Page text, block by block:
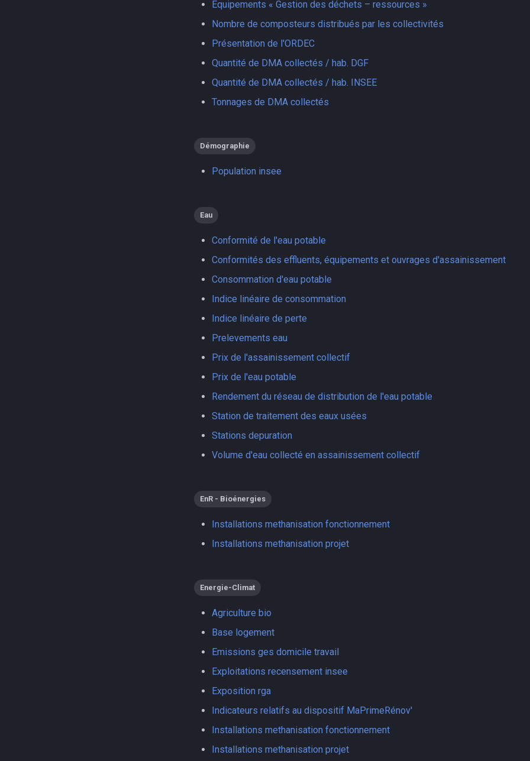
Equipements « Gestion des déchets – ressources »
Nombre de composteurs distribués par les collectivités
Présentation de l'ORDEC
Quantité de DMA collectés / hab. DGF
Quantité de DMA collectés / hab. INSEE
Tonnages de DMA collectés
Démographie
Population insee
Eau
Conformité de l'eau potable
Conformités des effluents, équipements et ouvrages d'assainissement
Consommation d'eau potable
Indice linéaire de consommation
Indice linéaire de perte
Prelevements eau
Prix de l'assainissement collectif
Prix de l'eau potable
Rendement du réseau de distribution de l'eau potable
Station de traitement des eaux usées
Stations depuration
Volume d'eau collecté en assainissement collectif
EnR - Bioénergies
Installations methanisation fonctionnement
Installations methanisation projet
Energie-Climat
Agriculture bio
Base logement
Emissions ges domicile travail
Exploitations recensement insee
Exposition rga
Indicateurs relatifs au dispositif MaPrimeRénov'
Installations methanisation fonctionnement
Installations methanisation projet